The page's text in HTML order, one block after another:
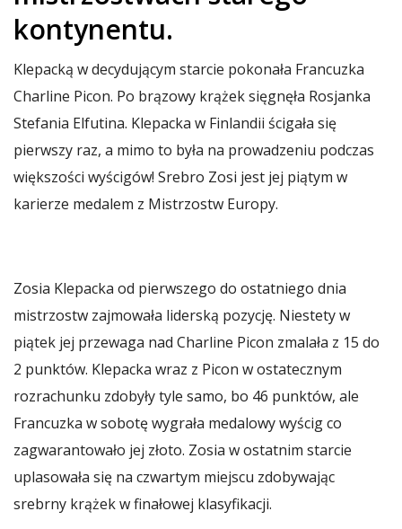
kontynentu.
Klepacką w decydującym starcie pokonała Francuzka
Charline Picon. Po brązowy krążek sięgnęła Rosjanka
Stefania Elfutina. Klepacka w Finlandii ścigała się
pierwszy raz, a mimo to była na prowadzeniu podczas
większości wyścigów! Srebro Zosi jest jej piątym w
karierze medalem z Mistrzostw Europy.
Zosia Klepacka od pierwszego do ostatniego dnia
mistrzostw zajmowała liderską pozycję. Niestety w
piątek jej przewaga nad Charline Picon zmalała z 15 do
2 punktów. Klepacka wraz z Picon w ostatecznym
rozrachunku zdobyły tyle samo, bo 46 punktów, ale
Francuzka w sobotę wygrała medalowy wyścig co
zagwarantowało jej złoto. Zosia w ostatnim starcie
uplasowała się na czwartym miejscu zdobywając
srebrny krążek w finałowej klasyfikacji.